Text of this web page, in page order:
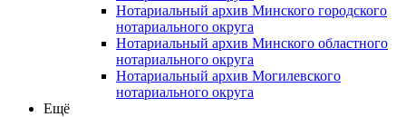
Нотариальный архив Минского городского
нотариального округа
Нотариальный архив Минского областного
нотариального округа
Нотариальный архив Могилевского
нотариального округа
Ещё